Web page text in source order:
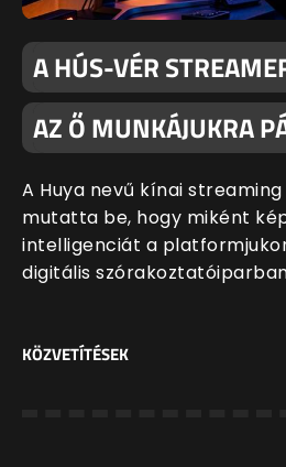
A HÚS-VÉR
AZ Ő MUNKÁJUKRA
A Huya nevű kínai
mutatta be, hogy miként
intelligenciát a
digitális
KÖZVETÍTÉSEK